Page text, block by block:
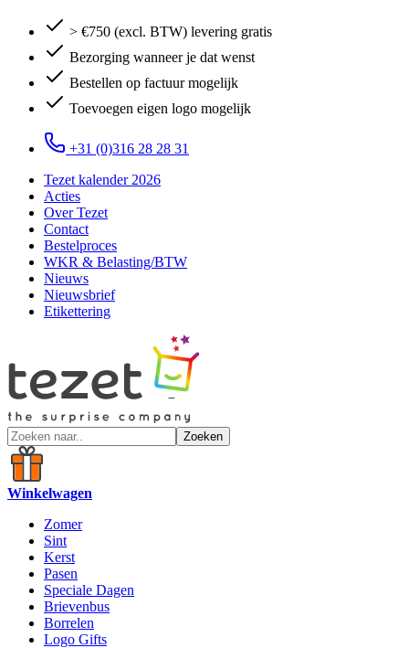
> €750 (excl. BTW) levering gratis
Bezorging wanneer je dat wenst
Bestellen op factuur mogelijk
Toevoegen eigen logo mogelijk
+31 (0)316 28 28 31
Tezet kalender 2026
Acties
Over Tezet
Contact
Bestelproces
WKR & Belasting/BTW
Nieuws
Nieuwsbrief
Etikettering
Zoeken
Winkelwagen
Zomer
Sint
Kerst
Pasen
Speciale Dagen
Brievenbus
Borrelen
Logo Gifts